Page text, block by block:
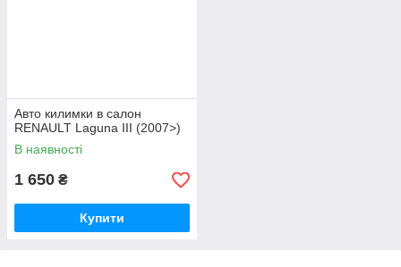
Авто килимки в салон
RENAULT Laguna III (2007>)
В наявності
1 650 ₴
Купити